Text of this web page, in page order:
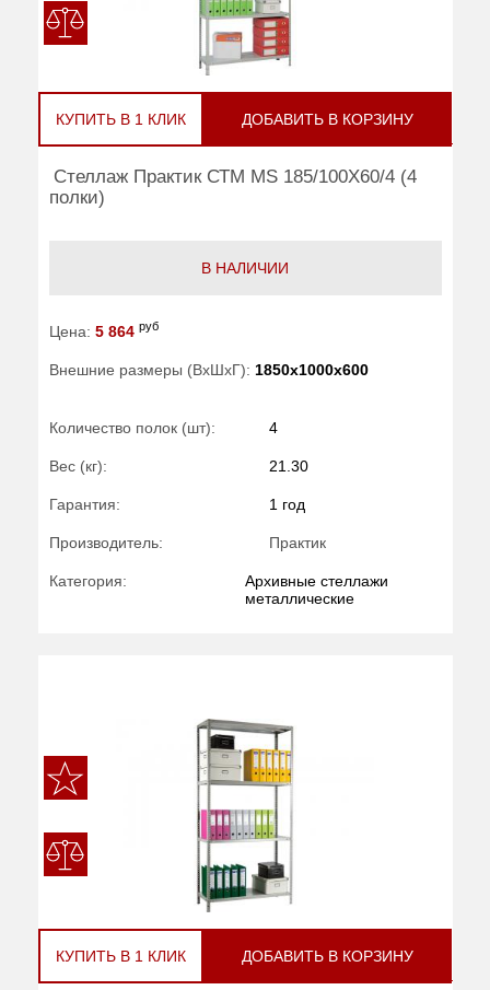
КУПИТЬ В 1 КЛИК ДОБАВИТЬ В КОРЗИНУ
Стеллаж Практик СТМ MS 185/100Х60/4 (4
полки)
В НАЛИЧИИ
Цена: 5 864 руб
Внешние размеры (ВхШхГ): 1850x1000x600
Количество полок (шт): 4
Вес (кг): 21.30
Гарантия: 1 год
Производитель: Практик
Категория:
Архивные стеллажи
металлические
КУПИТЬ В 1 КЛИК ДОБАВИТЬ В КОРЗИНУ